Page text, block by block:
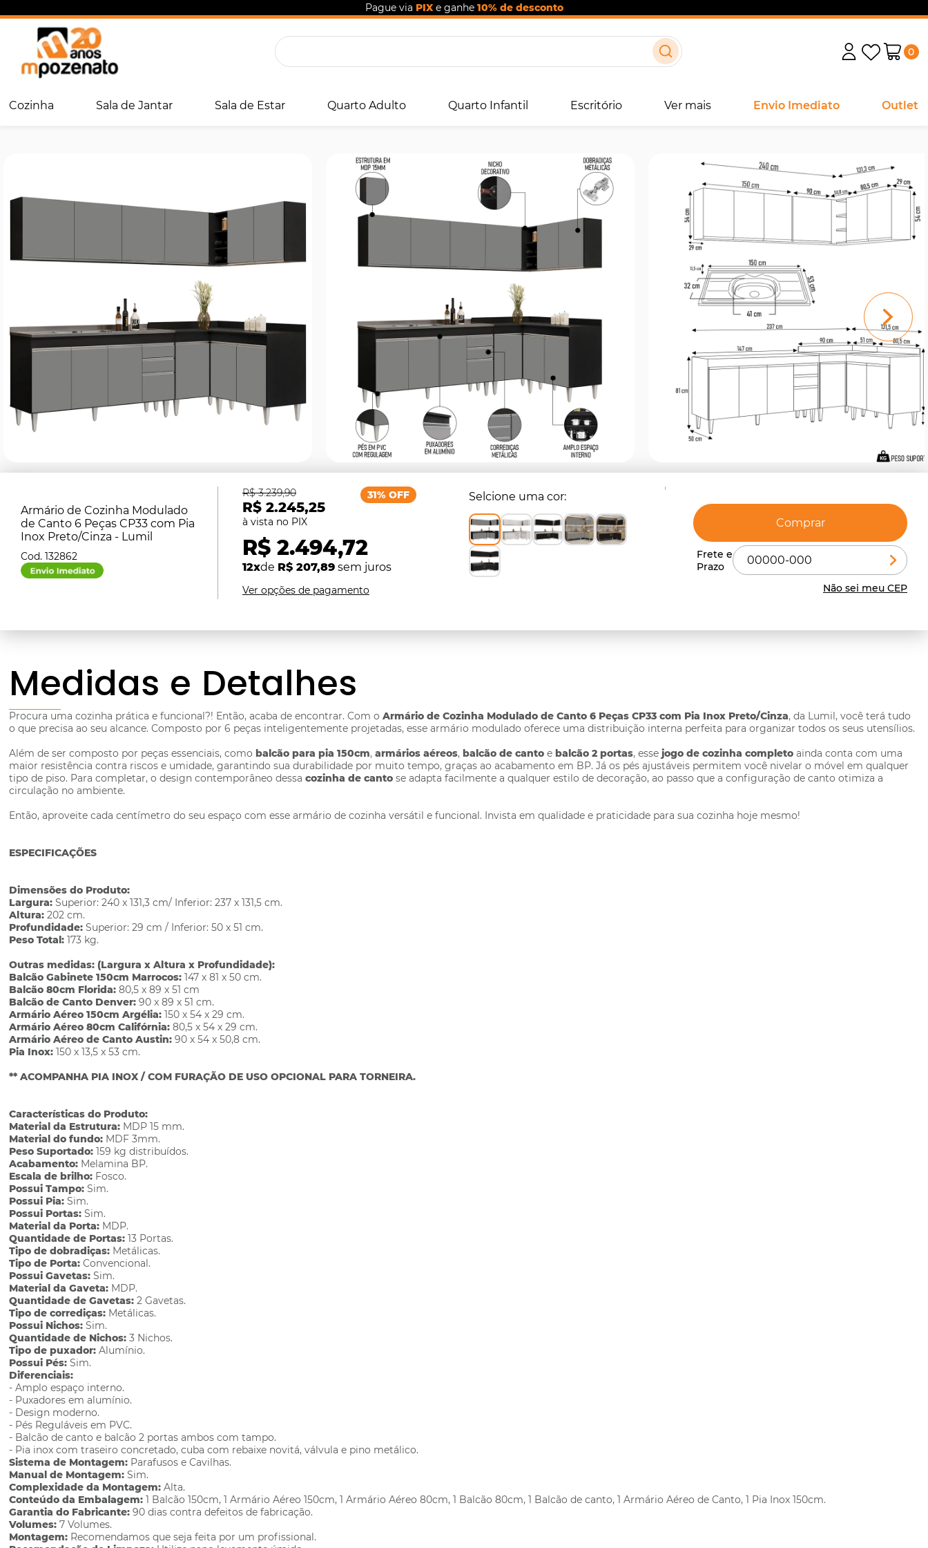
Pague via PIXe ganhe 10% de desconto
0
Cozinha Sala de Jantar Sala de Estar Quarto Adulto Quarto Infantil Escritório Ver mais Envio Imediato Outlet
Armário de Cozinha Modulado
de Canto 6 Peças CP33 com Pia
Inox Preto/Cinza - Lumil
132862
R$ 2.245,25
R$ 3.239,90
R$ 2.494,72
12xde R$ 207,89 sem juros
31% OFF
Ver opções de pagamento
Selcione uma cor
Comprar
Não sei meu CEP
Medidas e Detalhes
Procura uma cozinha prática e funcional?! Então, acaba de encontrar. Com oArmário de Cozinha Modulado de Canto 6 Peças CP33 com Pia Inox Preto/Cinza, da Lumil, você terá tudo
o que precisa ao seu alcance. Composto por 6 peças inteligentemente projetadas, esse armário modulado oferece uma distribuição interna perfeita para organizar todos os seus utensílios.
Além de ser composto por peças essenciais, comobalcão para pia 150cm,armários aéreos,balcão de canto ebalcão 2 portas, essejogo de cozinha completo ainda conta com uma
maior resistência contra riscos e umidade, garantindo sua durabilidade por muito tempo, graças ao acabamento em BP. Já os pés ajustáveis permitem você nivelar o móvel em qualquer
tipo de piso. Para completar, o design contemporâneo dessacozinha de canto se adapta facilmente a qualquer estilo de decoração, ao passo que a configuração de canto otimiza a
circulação no ambiente.
Então, aproveite cada centímetro do seu espaço com esse armário de cozinha versátil e funcional. Invista em qualidade e praticidade para sua cozinha hoje mesmo!
ESPECIFICAÇÕES
Dimensões do Produto:
Largura:Superior: 240 x 131,3 cm/ Inferior: 237 x 131,5 cm.
Altura:202 cm.
Profundidade:Superior: 29 cm / Inferior: 50 x 51 cm.
Peso Total:173 kg.
Outras medidas: (Largura x Altura x Profundidade):
Balcão Gabinete 150cm Marrocos:147 x 81 x 50 cm.
Balcão 80cm Florida:80,5 x 89 x 51 cm
Balcão de Canto Denver:90 x 89 x 51 cm.
Armário Aéreo 150cm Argélia:150 x 54 x 29 cm.
Armário Aéreo 80cm Califórnia:80,5 x 54 x 29 cm.
Armário Aéreo de Canto Austin:90 x 54 x 50,8 cm.
Pia Inox:150 x 13,5 x 53 cm.
** ACOMPANHA PIA INOX / COM FURAÇÃO DE USO OPCIONAL PARA TORNEIRA.
Características do Produto:
Material da Estrutura: MDP 15 mm.
Material do fundo: MDF 3mm.
Peso Suportado:159 kg distribuídos.
Acabamento: Melamina BP.
Escala de brilho: Fosco.
Possui Tampo:Sim.
Possui Pia:Sim.
Possui Portas:Sim.
Material da Porta: MDP.
Quantidade de Portas:13 Portas.
Tipo de dobradiças: Metálicas.
Tipo de Porta:Convencional.
Possui Gavetas:Sim.
Material da Gaveta: MDP.
Quantidade de Gavetas:2 Gavetas.
Tipo de corrediças: Metálicas.
Possui Nichos:Sim.
Quantidade de Nichos:3 Nichos.
Tipo de puxador:Alumínio.
Possui Pés:Sim.
Diferenciais:
- Amplo espaço interno.
- Puxadores em alumínio.
- Design moderno.
- Pés Reguláveis em PVC.
- Balcão de canto e balcão 2 portas ambos com tampo.
- Pia inox com traseiro concretado, cuba com rebaixe novitá, válvula e pino metálico.
Sistema de Montagem: Parafusos e Cavilhas.
Manual de Montagem:Sim.
Complexidade da Montagem:Alta.
Conteúdo da Embalagem:1 Balcão 150cm, 1 Armário Aéreo 150cm, 1 Armário Aéreo 80cm, 1 Balcão 80cm, 1 Balcão de canto, 1 Armário Aéreo de Canto, 1 Pia Inox 150cm.
Garantia do Fabricante:90 dias contra defeitos de fabricação.
Volumes:7 Volumes.
Montagem: Recomendamos que seja feita por um profissional.